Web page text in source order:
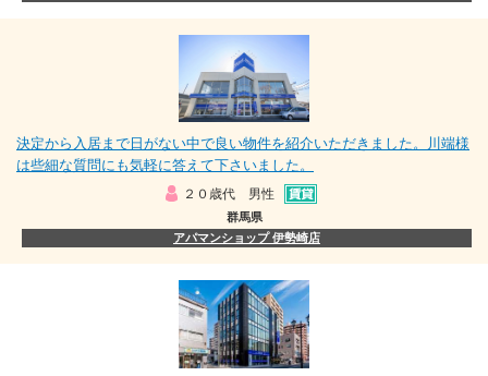
決定から入居まで日がない中で良い物件を紹介いただきました。川端様
は些細な質問にも気軽に答えて下さいました。
２０歳代 男性
群馬県
アパマンショップ 伊勢崎店